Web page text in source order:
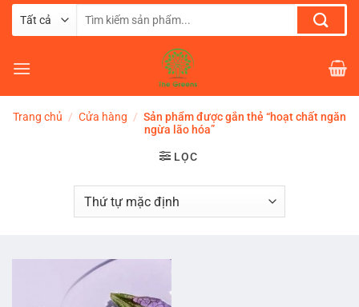
Chuyển
dung
Tìm
Trang chủ / Cửa hàng / Sản phẩm được gắn thẻ “hoạt chất ngăn
ngừa lão hóa”
LỌC